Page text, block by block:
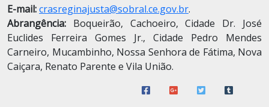
E-mail:crasreginajusta@sobral.ce.gov.br.
Abrangência: Boqueirão, Cachoeiro, Cidade Dr. José
Euclides Ferreira Gomes Jr., Cidade Pedro Mendes
Carneiro, Mucambinho, Nossa Senhora de Fátima, Nova
Caiçara, Renato Parente e Vila União.